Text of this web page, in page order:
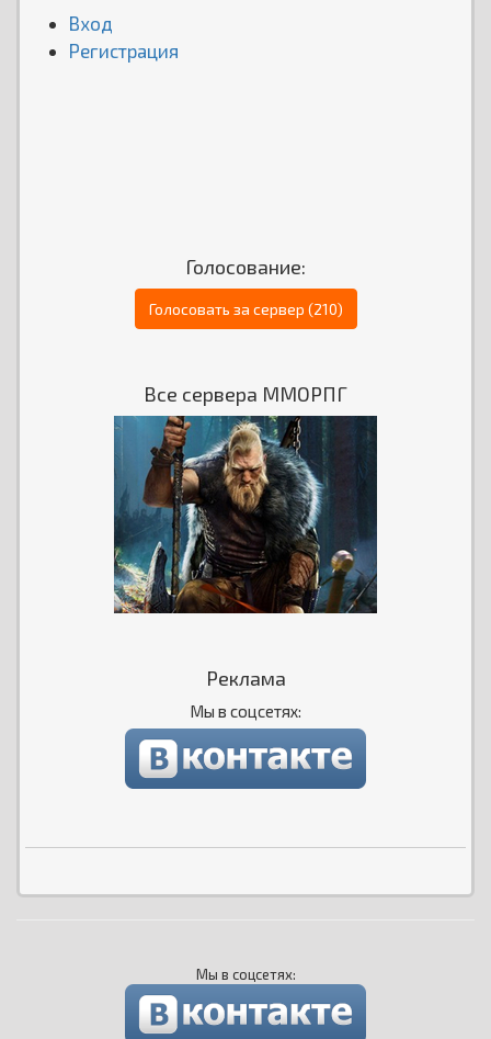
Вход
Регистрация
Голосование:
Голосовать за сервер (210)
Все сервера ММОРПГ
Реклама
Мы в соцсетях:
Мы в соцсетях: